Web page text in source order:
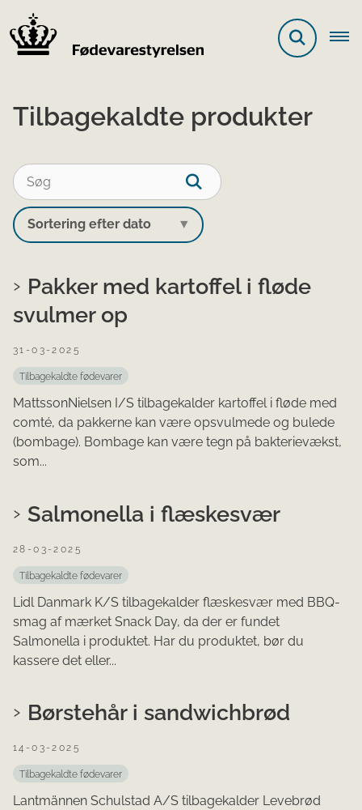
Tilbagekaldte produkter
Pakker med kartoffel i fløde
svulmer op
31-03-2025
Tilbagekaldte fødevarer
MattssonNielsen I/S tilbagekalder kartoffel i fløde med
comté, da pakkerne kan være opsvulmede og bulede
(bombage). Bombage kan være tegn på bakterievækst,
som...
Salmonella i flæskesvær
28-03-2025
Tilbagekaldte fødevarer
Lidl Danmark K/S tilbagekalder flæskesvær med BBQ-
smag af mærket Snack Day, da der er fundet
Salmonella i produktet. Har du produktet, bør du
kassere det eller...
Børstehår i sandwichbrød
14-03-2025
Tilbagekaldte fødevarer
Lantmännen Schulstad A/S tilbagekalder Levebrød